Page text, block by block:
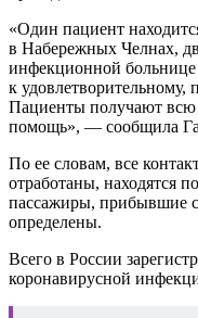
«Один пациент
в Набережных Челнах,
инфекционной
к
Пациенты получают
помощь», — сообщила
По ее словам, все
отработаны, находятся
пассажиры, прибывшие
определены.
Всего в России
коронавирусной